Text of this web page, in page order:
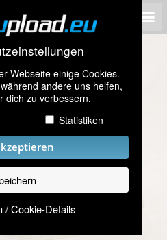
Webseite einige Cookies.
andere uns helfen,
dich zu verbessern.
Statistiken
/ Cookie-Details